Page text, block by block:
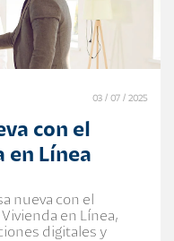
03 / 07 / 2025
con el
en Línea
nueva con el
en Línea,
digitales y